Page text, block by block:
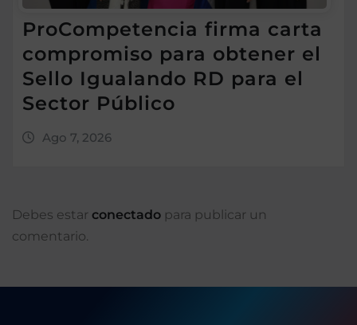
ProCompetencia firma carta
compromiso para obtener el
Sello Igualando RD para el
Sector Público
Ago 7, 2026
Debes estar conectado para publicar un
comentario.